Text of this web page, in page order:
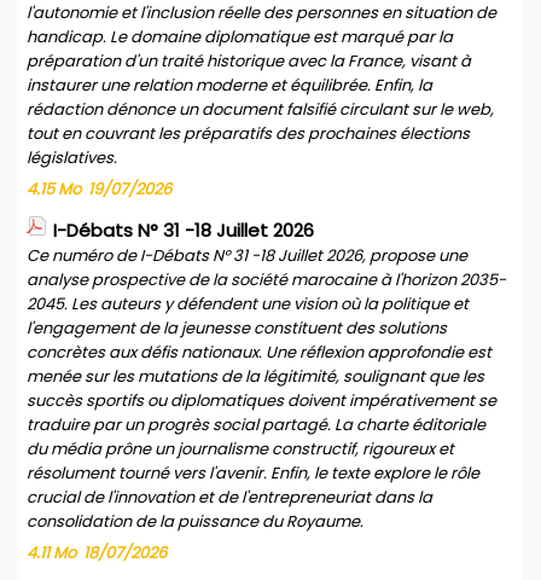
l'autonomie et l'inclusion réelle des personnes en situation de
handicap. Le domaine diplomatique est marqué par la
préparation d'un traité historique avec la France, visant à
instaurer une relation moderne et équilibrée. Enfin, la
rédaction dénonce un document falsifié circulant sur le web,
tout en couvrant les préparatifs des prochaines élections
législatives.
4.15 Mo 19/07/2026
I-Débats N° 31 -18 Juillet 2026
Ce numéro de I-Débats N° 31 -18 Juillet 2026, propose une
analyse prospective de la société marocaine à l'horizon 2035-
2045. Les auteurs y défendent une vision où la politique et
l'engagement de la jeunesse constituent des solutions
concrètes aux défis nationaux. Une réflexion approfondie est
menée sur les mutations de la légitimité, soulignant que les
succès sportifs ou diplomatiques doivent impérativement se
traduire par un progrès social partagé. La charte éditoriale
du média prône un journalisme constructif, rigoureux et
résolument tourné vers l'avenir. Enfin, le texte explore le rôle
crucial de l'innovation et de l'entrepreneuriat dans la
consolidation de la puissance du Royaume.
4.11 Mo 18/07/2026